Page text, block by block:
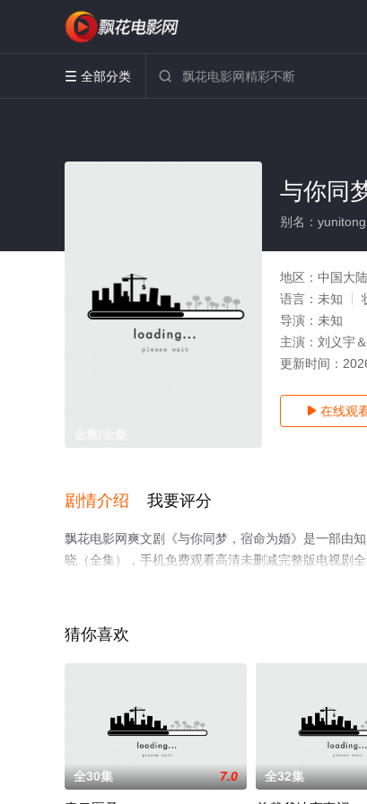
 全部分类 
与你同
别名：
地区： 中国大陆
语言： 未知
导演： 未知
主演： 刘义宇
更新时间：
 在线观
剧情介绍 我要评分
飘花电影网爽文剧《与你同梦，宿命为婚》是一部由
晓（全集），手机免费观看高清未删减完整版电视剧
猜你喜欢
全30集 7.0 全32集